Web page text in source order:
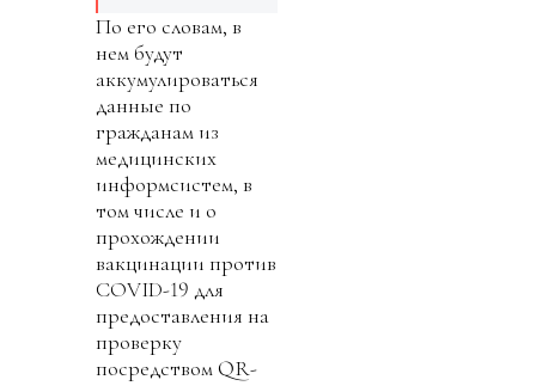
По его словам, в
нем будут
аккумулироваться
данные по
гражданам из
медицинских
информсистем, в
том числе и о
прохождении
вакцинации против
COVID-19 для
предоставления на
проверку
посредством QR-